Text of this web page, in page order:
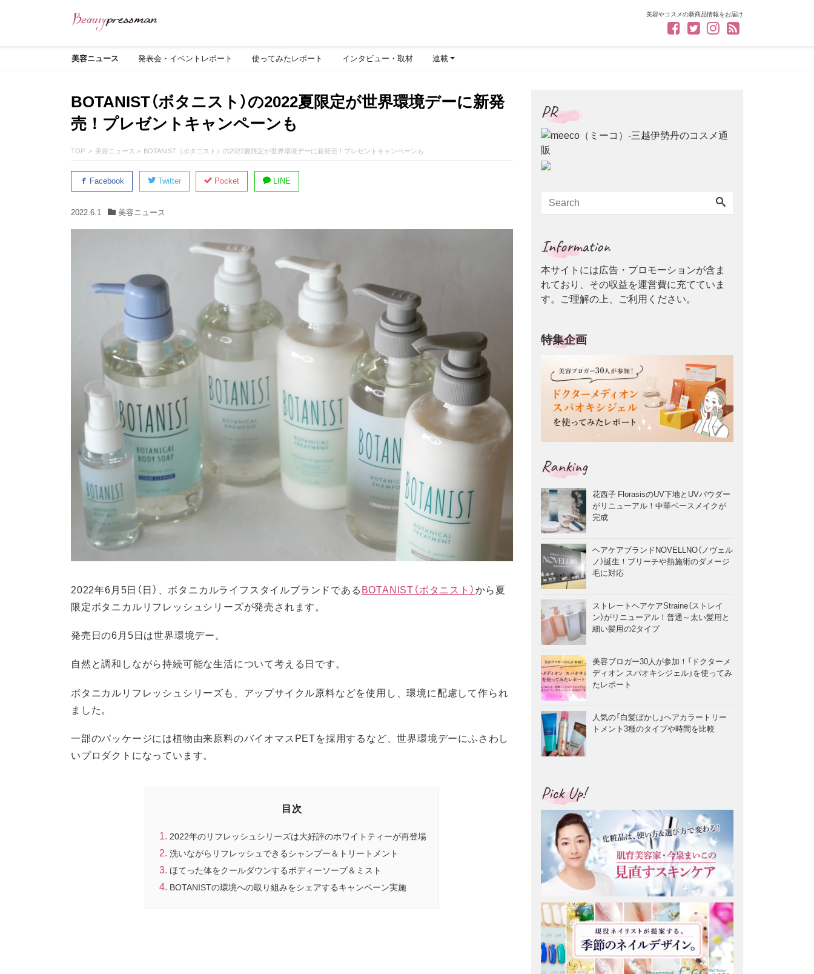
美容やコスメの新商品情報をお届け
美容ニュース 発表会・イベントレポート 使ってみたレポート インタビュー・取材 連載
BOTANIST（ボタニスト）の2022夏限定が世界環境デーに新発
売！プレゼントキャンペーンも
TOP 美容ニュース BOTANIST（ボタニスト）の2022夏限定が世界環境デーに新発売！プレゼントキャンペーンも
Facebook Twitter Pocket LINE
2022.6.1 美容ニュース
2022年6月5日（日）、ボタニカルライフスタイルブランドであるBOTANIST（ボタニスト）から夏
限定ボタニカルリフレッシュシリーズが発売されます。
発売日の6月5日は世界環境デー。
自然と調和しながら持続可能な生活について考える日です。
ボタニカルリフレッシュシリーズも、アップサイクル原料などを使用し、環境に配慮して作られ
ました。
一部のパッケージには植物由来原料のバイオマスPETを採用するなど、世界環境デーにふさわし
いプロダクトになっています。
目次
2022年のリフレッシュシリーズは大好評のホワイトティーが再登場
洗いながらリフレッシュできるシャンプー＆トリートメント
ほてった体をクールダウンするボディーソープ＆ミスト
BOTANISTの環境への取り組みをシェアするキャンペーン実施
PR
Information
本サイトには広告・プロモーションが含ま
れており、その収益を運営費に充てていま
す。ご理解の上、ご利用ください。
特集企画
Ranking
花西子 FlorasisのUV下地とUVパウダー
がリニューアル！中華ベースメイクが
完成
ヘアケアブランドNOVELLNO（ノヴェル
ノ）誕生！ブリーチや熱施術のダメージ
毛に対応
ストレートヘアケアStraine（ストレイ
ン）がリニューアル！普通～太い髪用と
細い髪用の2タイプ
美容ブロガー30人が参加！「ドクターメ
ディオン スパオキシジェル」を使ってみ
たレポート
人気の「白髪ぼかし」ヘアカラートリー
トメント3種のタイプや時間を比較
Pick Up!